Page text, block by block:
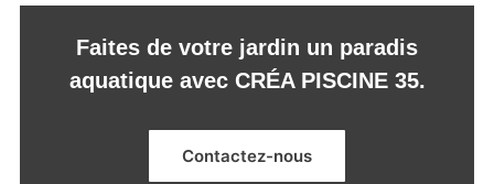
Faites de votre jardin un paradis
aquatique avec CRÉA PISCINE 35.
Contactez-nous